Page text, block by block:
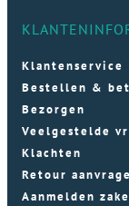
Klantenservice
Bestellen &
Bezorgen
Veelgestelde
Klachten
Retour
Aanmelden